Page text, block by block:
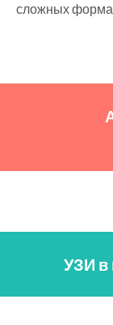
сложных
УЗИ в